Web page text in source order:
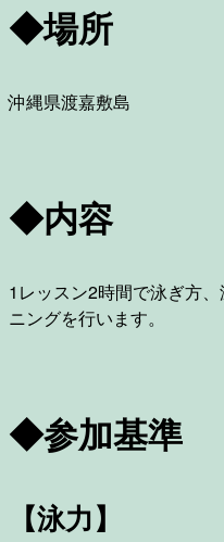
◆場所
沖縄県渡嘉敷島
◆内容
1レッスン2時間で泳ぎ方
ニングを行います。
◆参加基準
【泳力】